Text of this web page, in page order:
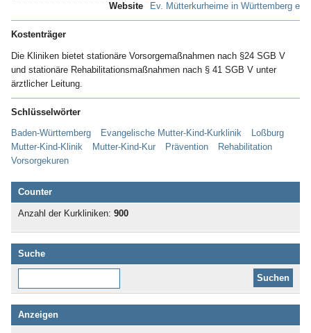
Website
Ev. Mütterkurheime in Württemberg e.V.
Kostenträger
Die Kliniken bietet stationäre Vorsorgemaßnahmen nach §24 SGB V
und stationäre Rehabilitationsmaßnahmen nach § 41 SGB V unter
ärztlicher Leitung.
Schlüsselwörter
Baden-Württemberg Evangelische Mutter-Kind-Kurklinik
Loßburg
Mutter-Kind-Klinik
Mutter-Kind-Kur Prävention
Rehabilitation
Vorsorgekuren
Counter
Anzahl der Kurkliniken: 900
Suche
Anzeigen